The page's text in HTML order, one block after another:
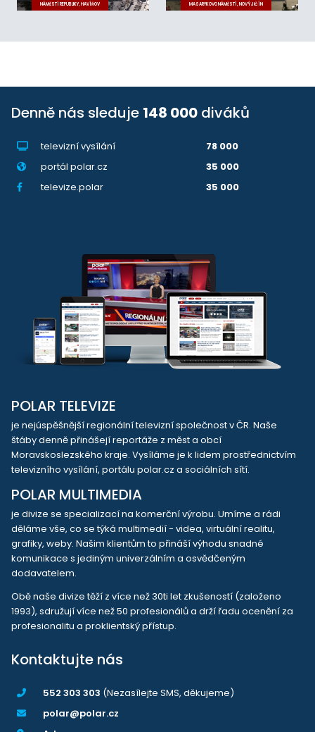
NÁMĚSTÍ REPUBLIKY, HAVÍŘOV MASARYKOVO NÁMĚSTÍ, NOVÝ JIČÍN
Denně nás sleduje 148 000 diváků
televizní vysílání
78 000
portál polar.cz
35 000
televize.polar
35 000
POLAR TELEVIZE
je nejúspěšnější regionální televizní společnost v ČR. Naše
štáby denně přinášejí reportáže z měst a obcí
Moravskoslezského kraje. Vysíláme je k lidem prostřednictvím
televizního vysílání, portálu polar.cz a sociálních sítí.
POLAR MULTIMEDIA
je divize se specializací na komerční výrobu. Umíme a rádi
děláme vše, co se týká multimedií - videa, virtuální realitu,
grafiky, weby. Našim klientům to přináší výhodu snadné
komunikace s jediným univerzálním a osvědčeným
dodavatelem.
Obě naše divize těží z více než 30ti let zkušeností (založeno
1993), sdružují více než 50 profesionálů a drží řadu ocenění za
profesionalitu a proklientský přístup.
Kontaktujte nás
552 303 303 (Nezasílejte SMS, děkujeme)
polar@polar.cz